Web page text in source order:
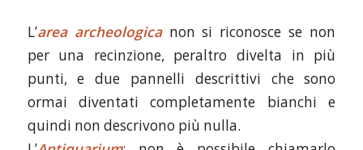
L’area archeologicanon si riconosce se non
per una recinzione, peraltro divelta in più
punti, e due pannelli descrittivi che sono
ormai diventati completamente bianchi e
quindi non descrivono più nulla.